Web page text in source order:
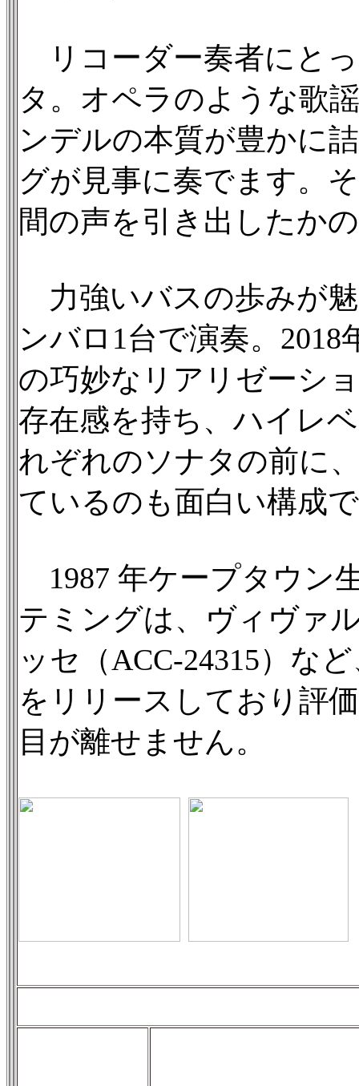
リコーダー奏者にと
タ。オペラのような歌
ンデルの本質が豊かに
グが見事に奏でます。
間の声を引き出したか
力強いバスの歩みが
ンバロ1台で演奏。
の巧妙なリアリゼーシ
存在感を持ち、ハイレ
れぞれのソナタの前に
ているのも面白い構成
1987 年ケープタウン
テミングは、ヴィヴァ
ッセ（ACC-24315）な
をリリースしており評
目が離せません。